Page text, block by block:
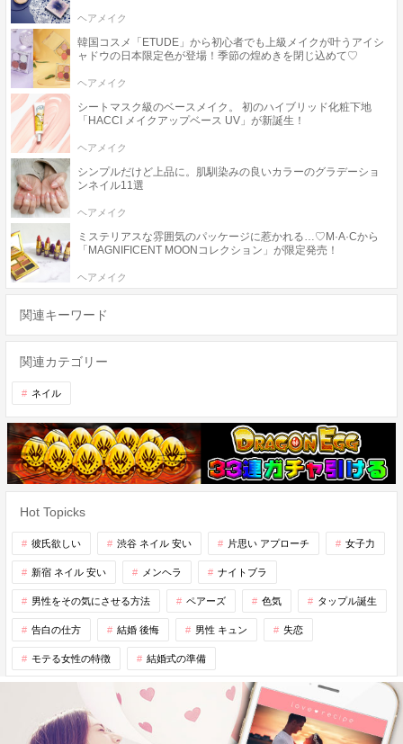
ヘアメイク
韓国コスメ「ETUDE」から初心者でも上級メイクが叶うアイシ
ャドウの日本限定色が登場！季節の煌めきを閉じ込めて♡
ヘアメイク
シートマスク級のベースメイク。 初のハイブリッド化粧下地
「HACCI メイクアップベース UV」が新誕生！
ヘアメイク
シンプルだけど上品に。肌馴染みの良いカラーのグラデーショ
ンネイル11選
ヘアメイク
ミステリアスな雰囲気のパッケージに惹かれる…♡M·A·Cから
「MAGNIFICENT MOONコレクション」が限定発売！
ヘアメイク
関連キーワード
関連カテゴリー
ネイル
Hot Topicks
彼氏欲しい 渋谷 ネイル 安い 片思い アプローチ 女子力
新宿 ネイル 安い メンヘラ ナイトブラ
男性をその気にさせる方法 ペアーズ 色気 タップル誕生
告白の仕方 結婚 後悔 男性 キュン 失恋
モテる女性の特徴 結婚式の準備